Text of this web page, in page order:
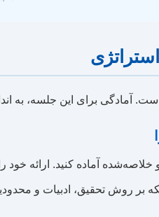
آمادگی برای این جلسه، به
خلاصه‌شده آماده کنید. ارائه خود
بلکه بر روش تحقیق، ادبیات و